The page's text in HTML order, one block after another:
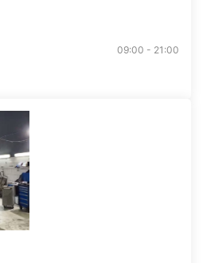
09:00 - 21:00